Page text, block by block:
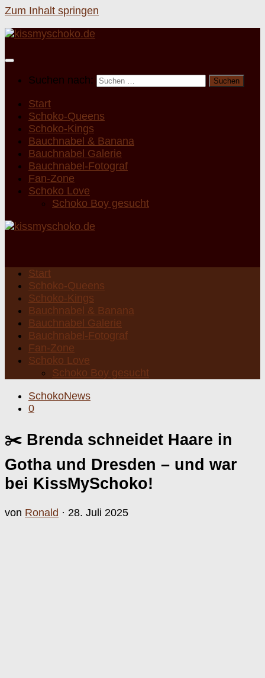
Zum Inhalt springen
Suchen nach:
Start
Schoko-Queens
Schoko-Kings
Bauchnabel & Banana
Bauchnabel Galerie
Bauchnabel-Fotograf
Fan-Zone
Schoko Love
Schoko Boy gesucht
Start
Schoko-Queens
Schoko-Kings
Bauchnabel & Banana
Bauchnabel Galerie
Bauchnabel-Fotograf
Fan-Zone
Schoko Love
Schoko Boy gesucht
SchokoNews
0
✂️ Brenda schneidet Haare in
Gotha und Dresden – und war
bei KissMySchoko!
von Ronald · 28. Juli 2025